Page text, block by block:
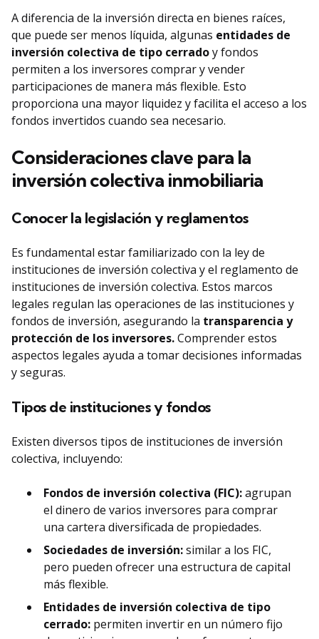
A diferencia de la inversión directa en bienes raíces,
que puede ser menos líquida, algunas entidades de
inversión colectiva de tipo cerradoy fondos
permiten a los inversores comprar y vender
participaciones de manera más flexible. Esto
proporciona una mayor liquidez y facilita el acceso a los
fondos invertidos cuando sea necesario.
Consideraciones clave para la
inversión colectiva inmobiliaria
Conocer la legislación y reglamentos
Es fundamental estar familiarizado con la ley de
instituciones de inversión colectiva y el reglamento de
instituciones de inversión colectiva. Estos marcos
legales regulan las operaciones de las instituciones y
fondos de inversión, asegurando la transparencia y
protección de los inversores.Comprender estos
aspectos legales ayuda a tomar decisiones informadas
y seguras.
Tipos de instituciones y fondos
Existen diversos tipos de instituciones de inversión
colectiva, incluyendo:
Fondos de inversión colectiva (FIC):agrupan
el dinero de varios inversores para comprar
una cartera diversificada de propiedades.
Sociedades de inversión:similar a los FIC,
pero pueden ofrecer una estructura de capital
más flexible.
Entidades de inversión colectiva de tipo
cerrado: permiten invertir en un número fijo